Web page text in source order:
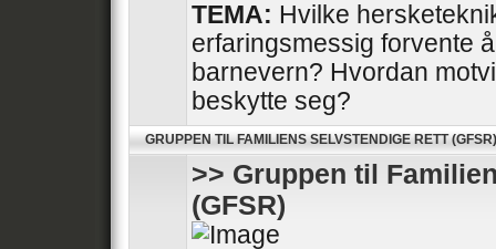
TEMA: Hvilke
erfaringsmessig forvente
barnevern? Hvordan
beskytte seg?
GRUPPEN TIL FAMILIENS SELVSTENDIGE RETT (GFSR)
>> Gruppen til
(GFSR)